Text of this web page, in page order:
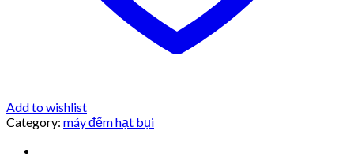
Add to wishlist
Category: máy đếm hạt bụi